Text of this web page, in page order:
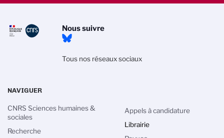
Nous suivre
Tous nos réseaux sociaux
NAVIGUER
CNRS Sciences humaines &
sociales
Recherche
Appels à candidature
Librairie